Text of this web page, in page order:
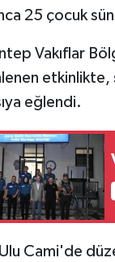
25 çocuk
Vakıflar
etkinlikte,
eğlendi.
Cami'de